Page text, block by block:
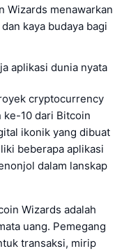
Wizards menawarkan
kaya budaya bagi
aplikasi dunia nyata
cryptocurrency
ke-10 dari Bitcoin
ikonik yang dibuat
beberapa aplikasi
dalam lanskap
Wizards adalah
uang. Pemegang
transaksi, mirip